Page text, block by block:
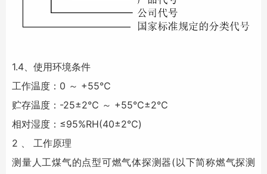
1.4、使用环境条件
工作温度：0 ～ +55℃
贮存温度：-25±2℃ ～ +55℃±2℃
相对湿度：≤95%RH(40±2℃)
2 、 工作原理
测量人工煤气的点型可燃气体探测器(以下简称燃气探测